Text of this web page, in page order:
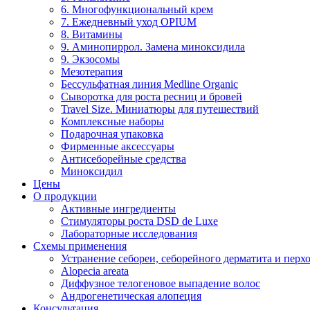
6. Многофункциональный крем
7. Ежедневный уход OPIUM
8. Витамины
9. Аминопиррол. Замена миноксидила
9. Экзосомы
Мезотерапия
Бессульфатная линия Medline Organic
Сыворотка для роста ресниц и бровей
Travel Size. Миниатюры для путешествий
Комплексные наборы
Подарочная упаковка
Фирменные аксессуары
Антисеборейные средства
Миноксидил
Цены
О продукции
Активные ингредиенты
Стимуляторы роста DSD de Luxe
Лабораторные исследования
Схемы применения
Устранение себореи, себорейного дерматита и
Alopecia areata
Диффузное телогеновое выпадение волос
Андрогенетическая алопеция